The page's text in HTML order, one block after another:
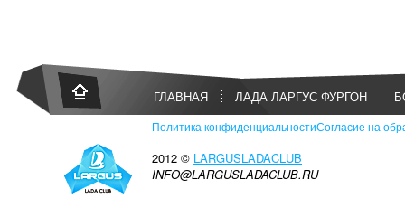
ГЛАВНАЯ ЛАДА ЛАРГУС ФУРГОН
Политика конфиденциальностиСогласие на
2012 © LARGUSLADACLUB
INFO@LARGUSLADACLUB.RU